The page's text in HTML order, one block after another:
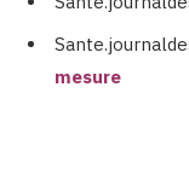
mesure